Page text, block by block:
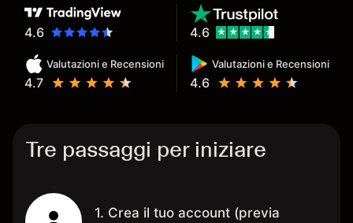
4.6
Valutazioni e Recensioni
4.7
Valutazioni e Recensioni
4.6
4.6
Tre passaggi per iniziare
1. Crea il tuo account (previa